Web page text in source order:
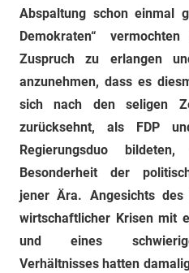
Abspaltung schon einmal
Demokraten“
Zuspruch zu erlangen
anzunehmen, dass es
sich nach den seligen
zurücksehnt, als FDP
Regierungsduo
Besonderheit der
jener Ära. Angesichts des
wirtschaftlicher Krisen mit
und eines
Verhältnisses hatten